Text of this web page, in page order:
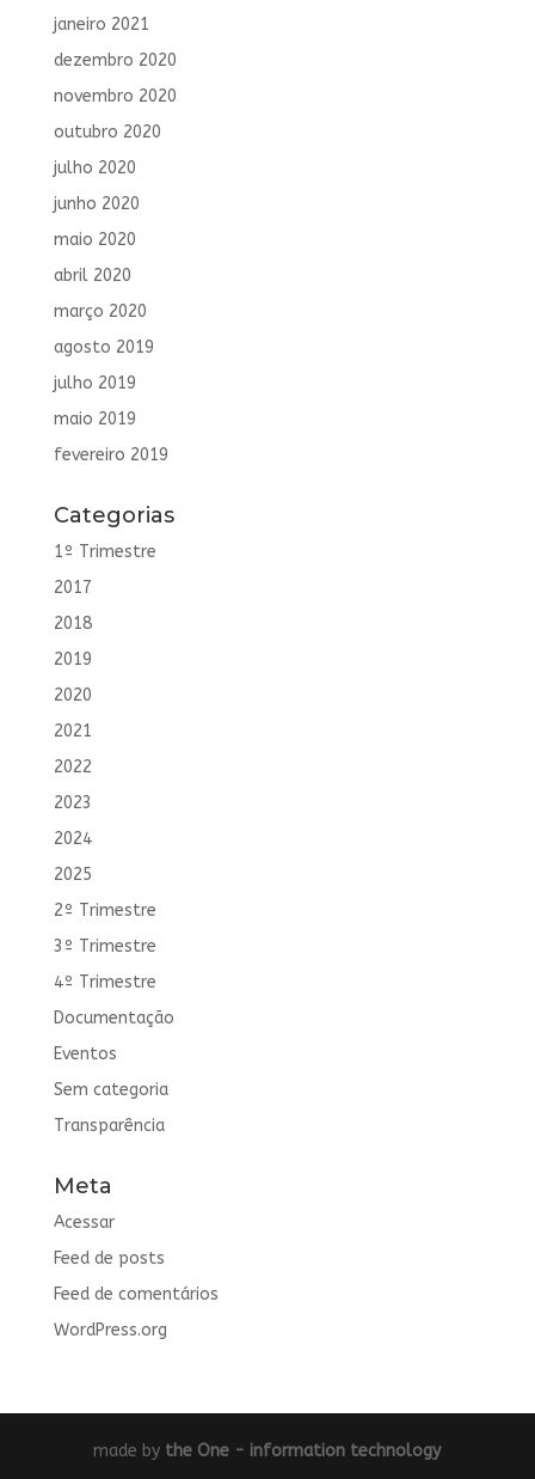
janeiro 2021
dezembro 2020
novembro 2020
outubro 2020
julho 2020
junho 2020
maio 2020
abril 2020
março 2020
agosto 2019
julho 2019
maio 2019
fevereiro 2019
Categorias
1º Trimestre
2017
2018
2019
2020
2021
2022
2023
2024
2025
2º Trimestre
3º Trimestre
4º Trimestre
Documentação
Eventos
Sem categoria
Transparência
Meta
Acessar
Feed de posts
Feed de comentários
WordPress.org
made by the One - information technology